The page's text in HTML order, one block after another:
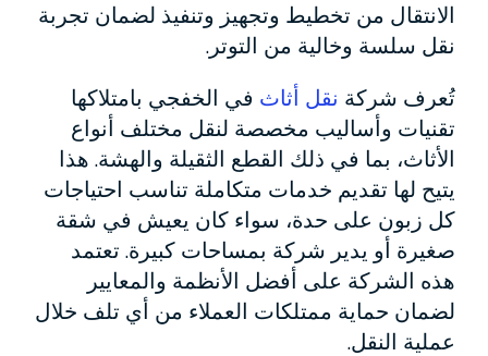
الانتقال من تخطيط وتجهيز وتنفيذ لضمان تجربة
نقل سلسة وخالية من التوتر.
تُعرف شركة نقل أثاث في الخفجي بامتلاكها
تقنيات وأساليب مخصصة لنقل مختلف أنواع
الأثاث، بما في ذلك القطع الثقيلة والهشة. هذا
يتيح لها تقديم خدمات متكاملة تناسب احتياجات
كل زبون على حدة، سواء كان يعيش في شقة
صغيرة أو يدير شركة بمساحات كبيرة. تعتمد
هذه الشركة على أفضل الأنظمة والمعايير
لضمان حماية ممتلكات العملاء من أي تلف خلال
عملية النقل.